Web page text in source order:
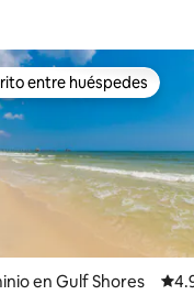
de 5; 353
en Favorito entre
entre huéspedes
en Gulf Shores